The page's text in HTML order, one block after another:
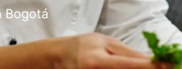
para tu evento